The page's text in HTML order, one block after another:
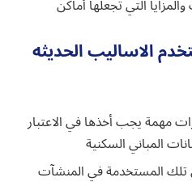
الاساليب الحديثه
مهمة يجب أخذها في الاعتبار
المباني السكنية
تلك المستخدمة في المنشآت